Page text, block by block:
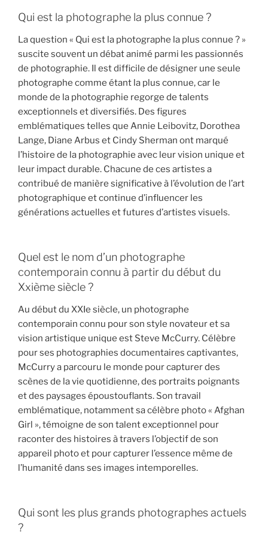
Qui est la photographe la plus connue ?
La question « Qui est la photographe la plus connue ? »
suscite souvent un débat animé parmi les passionnés
de photographie. Il est difficile de désigner une seule
photographe comme étant la plus connue, car le
monde de la photographie regorge de talents
exceptionnels et diversifiés. Des figures
emblématiques telles que Annie Leibovitz, Dorothea
Lange, Diane Arbus et Cindy Sherman ont marqué
l’histoire de la photographie avec leur vision unique et
leur impact durable. Chacune de ces artistes a
contribué de manière significative à l’évolution de l’art
photographique et continue d’influencer les
générations actuelles et futures d’artistes visuels.
Quel est le nom d’un photographe
contemporain connu à partir du début du
Xxième siècle ?
Au début du XXIe siècle, un photographe
contemporain connu pour son style novateur et sa
vision artistique unique est Steve McCurry. Célèbre
pour ses photographies documentaires captivantes,
McCurry a parcouru le monde pour capturer des
scènes de la vie quotidienne, des portraits poignants
et des paysages époustouflants. Son travail
emblématique, notamment sa célèbre photo « Afghan
Girl », témoigne de son talent exceptionnel pour
raconter des histoires à travers l’objectif de son
appareil photo et pour capturer l’essence même de
l’humanité dans ses images intemporelles.
Qui sont les plus grands photographes actuels
?